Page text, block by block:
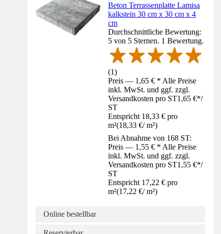
Beton Terrassenplatte Lamisa
kalkstein 30 cm x 30 cm x 4
cm
Durchschnittliche Bewertung:
5 von 5 Sternen. 1 Bewertung.
(1)
Preis — 1,65 € * Alle Preise
inkl. MwSt. und ggf. zzgl.
Versandkosten pro ST1,65 €*/
ST
Entspricht 18,33 € pro
m²(18,33 €/ m²)
Bei Abnahme von 168 ST:
Preis — 1,55 € * Alle Preise
inkl. MwSt. und ggf. zzgl.
Versandkosten pro ST1,55 €*/
ST
Entspricht 17,22 € pro
m²(17,22 €/ m²)
Online bestellbar